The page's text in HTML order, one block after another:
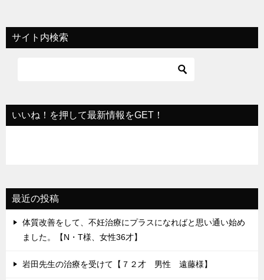
ビ
ゲ
ョ
ン
サイト内検索
いいね！を押して最新情報をGET！
最近の投稿
体質改善をして、不妊治療にプラスになればと思い通い始め
ました。【N・T様、女性36才】
岩田先生の治療を受けて【７２才 男性 遠藤様】